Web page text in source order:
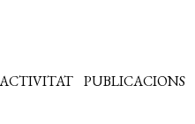
ACTIVITAT PUBLICACIONS